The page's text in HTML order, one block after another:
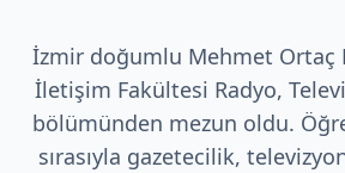
İzmir doğumlu Mehmet Ortaç
İletişim Fakültesi Radyo,
bölümünden mezun oldu.
sırasıyla gazetecilik,